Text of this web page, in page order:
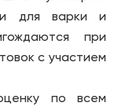
для варки и
при
с участием
по всем